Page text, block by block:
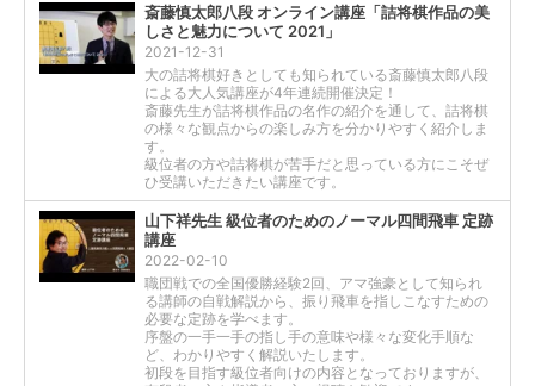
斎藤慎太郎八段 オンライン講座「詰将棋作品の美
しさと魅力について 2021」
2021-12-31
大の詰将棋好きとしても知られている斎藤慎太郎八段
による大人気講座が4年連続開催決定！
斎藤先生が詰将棋作品の名作の紹介を通して、詰将棋
の様々な観点からの楽しみ方を分かりやすく紹介しま
す。
級位者の方や詰将棋が苦手だと思っている方にこそぜ
ひ受講いただきたい講座です。
山下祥先生 級位者のためのノーマル四間飛車 定跡
講座
2022-02-10
職団戦での全国優勝経験2回、アマ強豪として知られ
る講師の自戦解説から、振り飛車を指しこなすための
必要な定跡を学べます。
序盤の一手一手の指し手の意味や様々な変化手順な
ど、わかりやすく解説いたします。
初段を目指す級位者向けの内容となっておりますが、